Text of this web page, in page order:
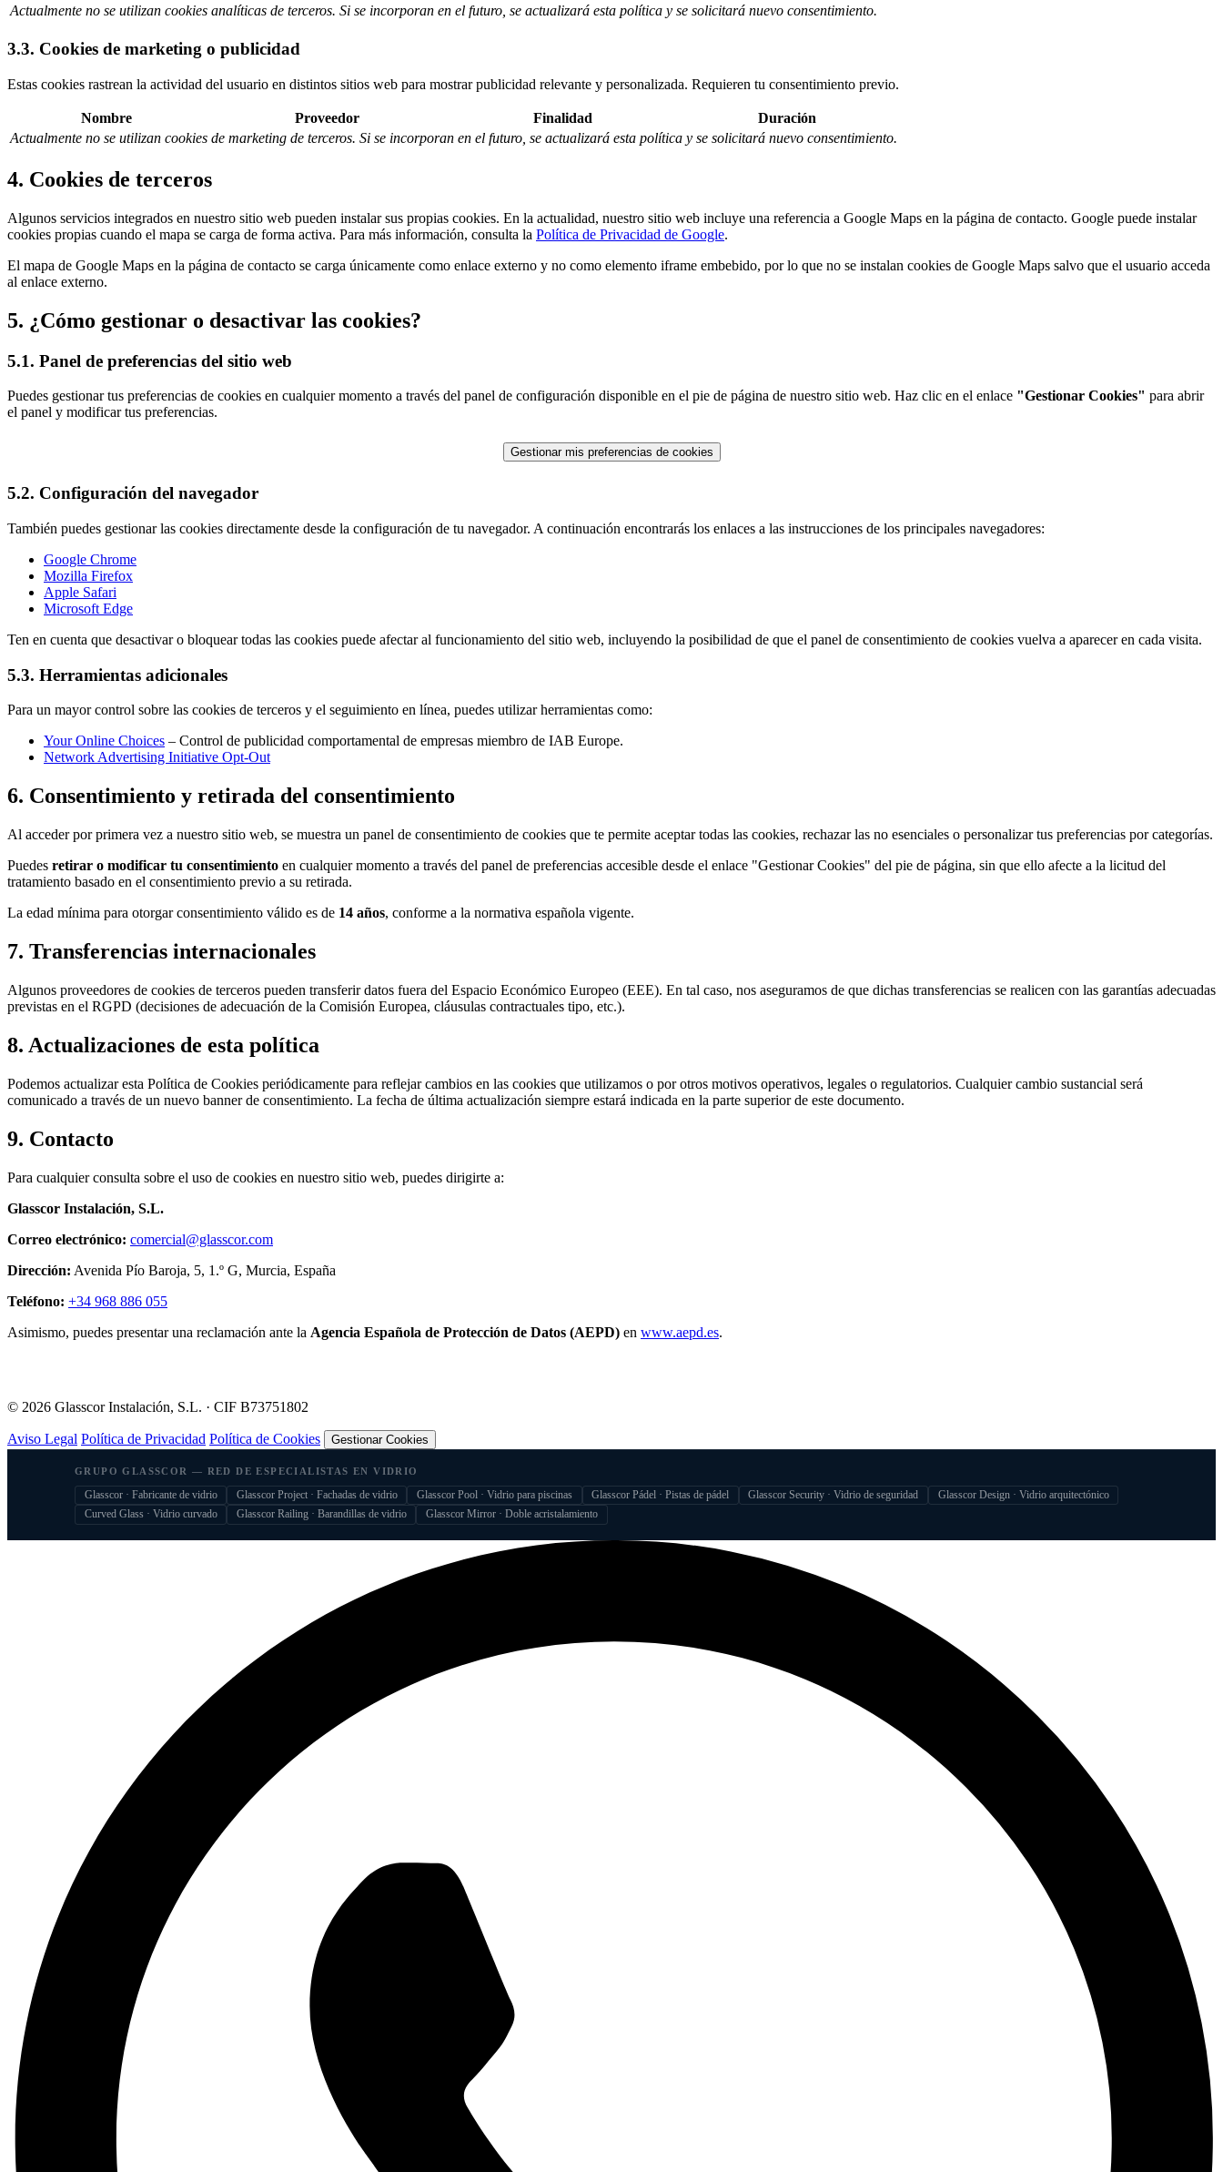
Actualmente no se utilizan cookies analíticas de terceros. Si se incorporan en el futuro, se actualizará esta política y se solicitará nuevo consentimiento.
3.3. Cookies de marketing o publicidad
Estas cookies rastrean la actividad del usuario en distintos sitios web para mostrar publicidad relevante y personalizada. Requieren tu consentimiento previo.
Nombre Proveedor Finalidad
Duración
Actualmente no se utilizan cookies de marketing de terceros. Si se incorporan en el futuro, se actualizará esta política y se solicitará nuevo consentimiento.
4. Cookies de terceros
Algunos servicios integrados en nuestro sitio web pueden instalar sus propias cookies. En la actualidad, nuestro sitio web incluye una referencia a Google Maps en la página de contacto. Google puede instalar
cookies propias cuando el mapa se carga de forma activa. Para más información, consulta la Política de Privacidad de Google.
El mapa de Google Maps en la página de contacto se carga únicamente como enlace externo y no como elemento iframe embebido, por lo que no se instalan cookies de Google Maps salvo que el usuario acceda
al enlace externo.
5. ¿Cómo gestionar o desactivar las cookies?
5.1. Panel de preferencias del sitio web
Puedes gestionar tus preferencias de cookies en cualquier momento a través del panel de configuración disponible en el pie de página de nuestro sitio web. Haz clic en el enlace "Gestionar Cookies" para abrir
el panel y modificar tus preferencias.
Gestionar mis preferencias de cookies
5.2. Configuración del navegador
También puedes gestionar las cookies directamente desde la configuración de tu navegador. A continuación encontrarás los enlaces a las instrucciones de los principales navegadores:
Google Chrome
Mozilla Firefox
Apple Safari
Microsoft Edge
Ten en cuenta que desactivar o bloquear todas las cookies puede afectar al funcionamiento del sitio web, incluyendo la posibilidad de que el panel de consentimiento de cookies vuelva a aparecer en cada visita.
5.3. Herramientas adicionales
Para un mayor control sobre las cookies de terceros y el seguimiento en línea, puedes utilizar herramientas como:
Your Online Choices – Control de publicidad comportamental de empresas miembro de IAB Europe.
Network Advertising Initiative Opt-Out
6. Consentimiento y retirada del consentimiento
Al acceder por primera vez a nuestro sitio web, se muestra un panel de consentimiento de cookies que te permite aceptar todas las cookies, rechazar las no esenciales o personalizar tus preferencias por categorías.
Puedes retirar o modificar tu consentimiento en cualquier momento a través del panel de preferencias accesible desde el enlace "Gestionar Cookies" del pie de página, sin que ello afecte a la licitud del
tratamiento basado en el consentimiento previo a su retirada.
La edad mínima para otorgar consentimiento válido es de 14 años, conforme a la normativa española vigente.
7. Transferencias internacionales
Algunos proveedores de cookies de terceros pueden transferir datos fuera del Espacio Económico Europeo (EEE). En tal caso, nos aseguramos de que dichas transferencias se realicen con las garantías adecuadas
previstas en el RGPD (decisiones de adecuación de la Comisión Europea, cláusulas contractuales tipo, etc.).
8. Actualizaciones de esta política
Podemos actualizar esta Política de Cookies periódicamente para reflejar cambios en las cookies que utilizamos o por otros motivos operativos, legales o regulatorios. Cualquier cambio sustancial será
comunicado a través de un nuevo banner de consentimiento. La fecha de última actualización siempre estará indicada en la parte superior de este documento.
9. Contacto
Para cualquier consulta sobre el uso de cookies en nuestro sitio web, puedes dirigirte a:
Glasscor Instalación, S.L.
Correo electrónico: comercial@glasscor.com
Dirección: Avenida Pío Baroja, 5, 1.º G, Murcia, España
Teléfono: +34 968 886 055
Asimismo, puedes presentar una reclamación ante la Agencia Española de Protección de Datos (AEPD) en www.aepd.es.
© 2026 Glasscor Instalación, S.L. · CIF B73751802
Aviso Legal Política de Privacidad Política de Cookies Gestionar Cookies
GRUPO GLASSCOR — RED DE ESPECIALISTAS EN VIDRIO
Glasscor · Fabricante de vidrio Glasscor Project · Fachadas de vidrio Glasscor Pool · Vidrio para piscinas Glasscor Pádel · Pistas de pádel Glasscor Security · Vidrio de seguridad
Glasscor Design · Vidrio arquitectónico
Curved Glass · Vidrio curvado
Glasscor Railing · Barandillas de vidrio Glasscor Mirror · Doble acristalamiento